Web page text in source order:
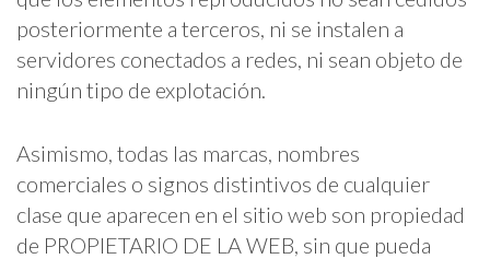
posteriormente a terceros, ni se instalen a
servidores conectados a redes, ni sean objeto de
ningún tipo de explotación.
Asimismo, todas las marcas, nombres
comerciales o signos distintivos de cualquier
clase que aparecen en el sitio web son propiedad
de PROPIETARIO DE LA WEB, sin que pueda